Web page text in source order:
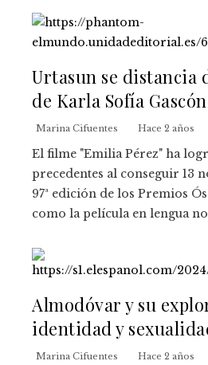
Urtasun se distancia
de Karla Sofía Gascón
Marina Cifuentes Hace 2 años
El filme "Emilia Pérez" ha
precedentes al conseguir 13
97ª edición de los Premios
como la película en lengua
Almodóvar y su
identidad y
Marina Cifuentes Hace 2 años